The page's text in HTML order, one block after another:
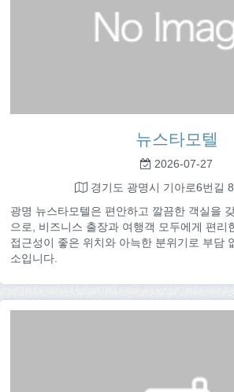
뉴스타모텔
2026-07-27
경기도 광명시 기아로6번길
광명 뉴스타모텔은 편안하고 깔끔한 객실을
으로, 비즈니스 출장과 여행객 모두에게 편리
접근성이 좋은 위치와 아늑한 분위기로 부담
소입니다.